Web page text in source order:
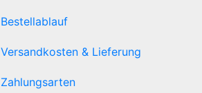
Bestellablauf
Versandkosten & Lieferung
Zahlungsarten